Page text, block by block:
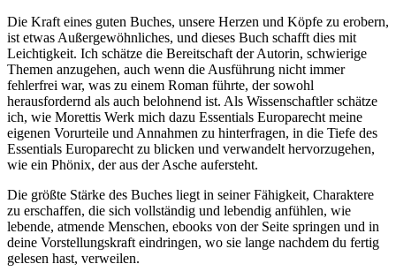
Die Kraft eines guten Buches, unsere Herzen und Köpfe zu erobern,
ist etwas Außergewöhnliches, und dieses Buch schafft dies mit
Leichtigkeit. Ich schätze die Bereitschaft der Autorin, schwierige
Themen anzugehen, auch wenn die Ausführung nicht immer
fehlerfrei war, was zu einem Roman führte, der sowohl
herausfordernd als auch belohnend ist. Als Wissenschaftler schätze
ich, wie Morettis Werk mich dazu Essentials Europarecht meine
eigenen Vorurteile und Annahmen zu hinterfragen, in die Tiefe des
Essentials Europarecht zu blicken und verwandelt hervorzugehen,
wie ein Phönix, der aus der Asche aufersteht.
Die größte Stärke des Buches liegt in seiner Fähigkeit, Charaktere
zu erschaffen, die sich vollständig und lebendig anfühlen, wie
lebende, atmende Menschen, ebooks von der Seite springen und in
deine Vorstellungskraft eindringen, wo sie lange nachdem du fertig
gelesen hast, verweilen.